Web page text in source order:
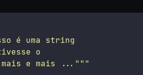
é uma string
o
e mais ... """